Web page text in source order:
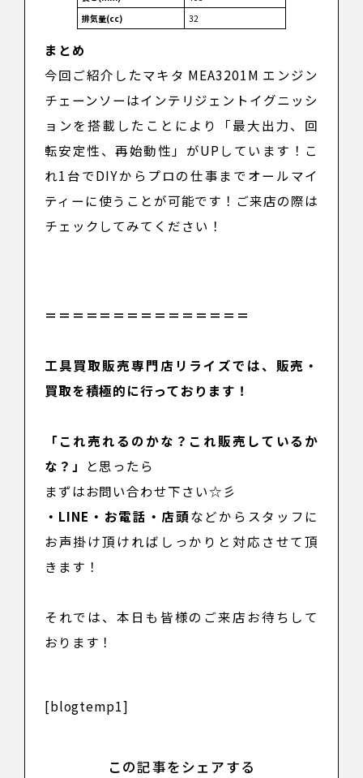
排気量(cc)
32
まとめ
今回ご紹介したマキタ MEA3201M エンジン
チェーンソーはインテリジェントイグニッシ
ョンを搭載したことにより「最大出力、回
転安定性、再始動性」がUPしています！こ
れ1台でDIYからプロの仕事までオールマイ
ティーに使うことが可能です！ご来店の際は
チェックしてみてください！
＝＝＝＝＝＝＝＝＝＝＝＝＝＝＝
工具買取販売専門店リライズでは、 販売 ・
買取を積極的に行っております！
「これ売れるのかな？これ販売しているか
な？」
と思ったら
まずはお問い合わせ下さい☆彡
・LINE・ お電話 ・ 店頭などからスタッフに
お声掛け頂ければしっかりと対応させて頂
きます！
それでは、本日も皆様のご来店お待ちして
おります！
[blogtemp1]
この記事をシェアする